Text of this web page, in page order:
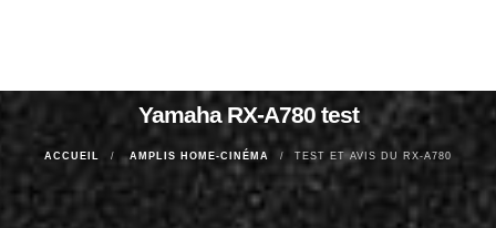
Yamaha RX-A780 test
ACCUEIL AMPLIS HOME-CINÉMA TEST ET AVIS DU RX-A780